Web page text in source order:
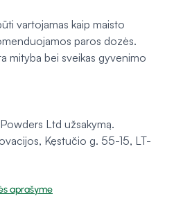
vartojamas kaip maisto
paros dozės.
mityba bei sveikas gyvenimo
Ltd užsakymą.
Kęstučio g. 55-15, LT-
aprašyme